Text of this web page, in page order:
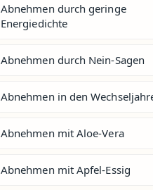
Abnehmen durch geringe
Energiedichte
Abnehmen durch Nein-Sagen
Abnehmen in den
Abnehmen mit Aloe-Vera
Abnehmen mit Apfel-Essig